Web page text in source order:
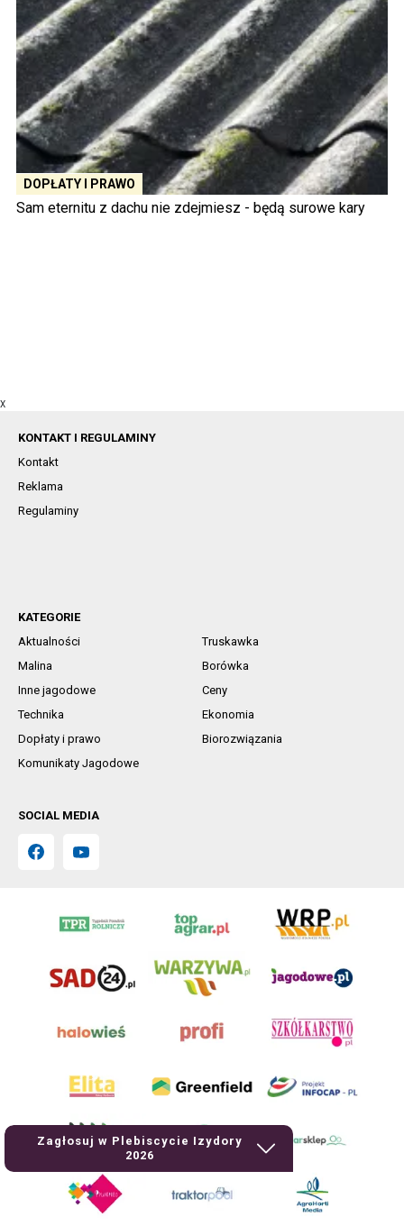
DOPŁATY I PRAWO
Sam eternitu z dachu nie zdejmiesz - będą surowe kary
X
Zagłosuj w Plebiscycie Izydory
2026
KONTAKT I REGULAMINY
Kontakt
Reklama
Regulaminy
KATEGORIE
Aktualności
Truskawka
Malina
Borówka
Inne jagodowe
Ceny
Technika
Ekonomia
Dopłaty i prawo
Biorozwiązania
Komunikaty Jagodowe
SOCIAL MEDIA